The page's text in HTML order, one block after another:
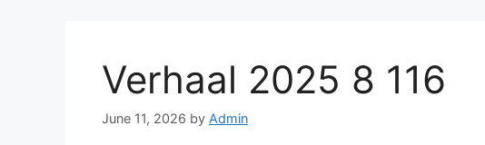
Verhaal 2025 8 116
June 11, 2026 by Admin